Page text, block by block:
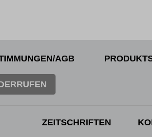
AGB
ZEITSCHRIFTEN